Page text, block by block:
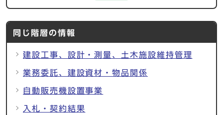
同じ階層の情報
建設工事、設計・測量、土木施設維持管理
業務委託、建設資材・物品関係
自動販売機設置事業
入札・契約結果